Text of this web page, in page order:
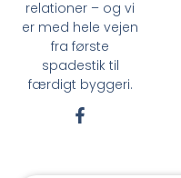
relationer – og vi
er med hele vejen
fra første
spadestik til
færdigt byggeri.
F